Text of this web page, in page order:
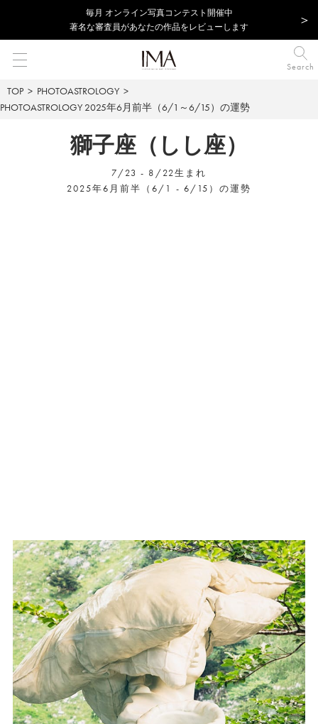
毎⽉ オンライン写真コンテスト開催中
著名な審査員があなたの作品をレビューします
Search
TOP
PHOTOASTROLOGY
PHOTOASTROLOGY 2025年6月前半（6/1～6/15）の運勢
獅子座（しし座）
7/23 - 8/22生まれ
2025年6月前半（6/1 - 6/15）の運勢